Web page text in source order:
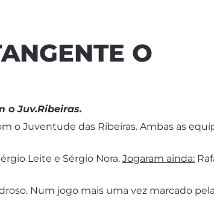
O
o Juv.Ribeiras.
o Juventude das Ribeiras. Ambas as
Leite e Sérgio Nora. Jogaram ainda:
Num jogo mais uma vez marcado